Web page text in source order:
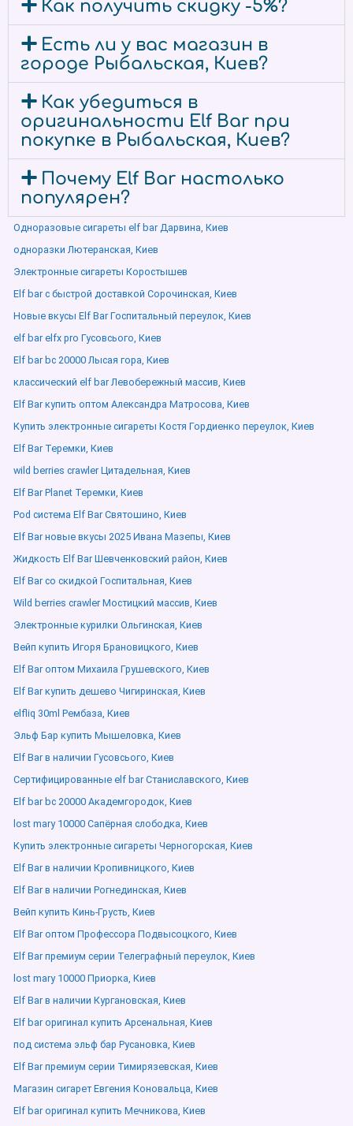
Как получить скидку -5%?
Есть ли у вас магазин в
городе Рыбальская, Киев?
Как убедиться в
оригинальности Elf Bar при
покупке в Рыбальская, Киев?
Почему Elf Bar настолько
популярен?
Одноразовые сигареты elf bar Дарвина, Киев
одноразки Лютеранская, Киев
Электронные сигареты Коростышев
Elf bar с быстрой доставкой Сорочинская, Киев
Новые вкусы Elf Bar Госпитальный переулок, Киев
elf bar elfx pro Гусовсього, Киев
Elf bar bc 20000 Лысая гора, Киев
классический elf bar Левобережный массив, Киев
Elf Bar купить оптом Александра Матросова, Киев
Купить электронные сигареты Костя Гордиенко переулок, Киев
Elf Bar Теремки, Киев
wild berries crawler Цитадельная, Киев
Elf Bar Planet Теремки, Киев
Pod система Elf Bar Святошино, Киев
Elf Bar новые вкусы 2025 Ивана Мазепы, Киев
Жидкость Elf Bar Шевченковский район, Киев
Elf Bar со скидкой Госпитальная, Киев
Wild berries crawler Мостицкий массив, Киев
Электронные курилки Ольгинская, Киев
Вейп купить Игоря Брановицкого, Киев
Elf Bar оптом Михаила Грушевского, Киев
Elf Bar купить дешево Чигиринская, Киев
elfliq 30ml Рембаза, Киев
Эльф Бар купить Мышеловка, Киев
Elf Bar в наличии Гусовсього, Киев
Сертифицированные elf bar Станиславского, Киев
Elf bar bc 20000 Академгородок, Киев
lost mary 10000 Сапёрная слободка, Киев
Купить электронные сигареты Черногорская, Киев
Elf Bar в наличии Кропивницкого, Киев
Elf Bar в наличии Рогнединская, Киев
Вейп купить Кинь-Грусть, Киев
Elf Bar оптом Профессора Подвысоцкого, Киев
Elf Bar премиум серии Телеграфный переулок, Киев
lost mary 10000 Приорка, Киев
Elf Bar в наличии Кургановская, Киев
Elf bar оригинал купить Арсенальная, Киев
под система эльф бар Русановка, Киев
Elf Bar премиум серии Тимирязевская, Киев
Магазин сигарет Евгения Коновальца, Киев
Elf bar оригинал купить Мечникова, Киев